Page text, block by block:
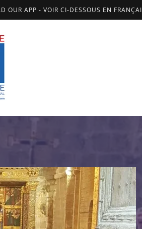
OUR APP - VOIR CI-DESSOUS EN FRANÇAI